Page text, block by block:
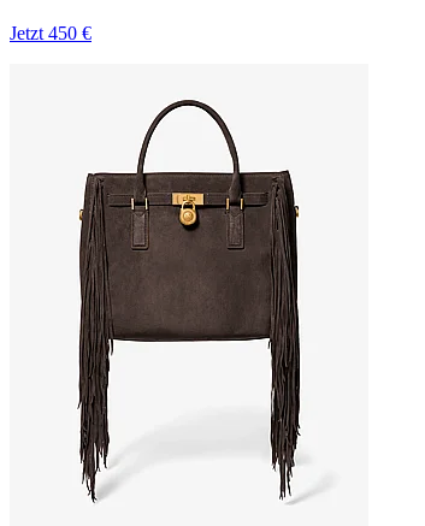
Jetzt 450 €